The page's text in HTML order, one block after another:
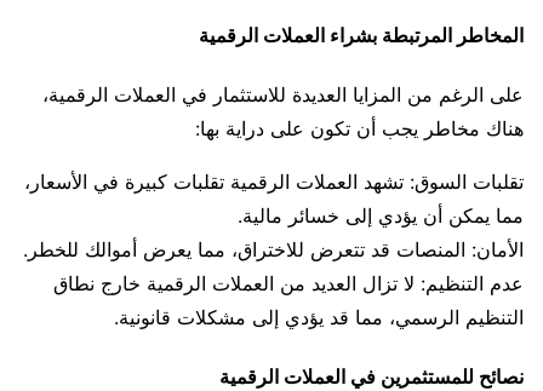
المخاطر المرتبطة بشراء العملات الرقمية
على الرغم من المزايا العديدة للاستثمار في العملات الرقمية،
هناك مخاطر يجب أن تكون على دراية بها:
تقلبات السوق: تشهد العملات الرقمية تقلبات كبيرة في الأسعار،
مما يمكن أن يؤدي إلى خسائر مالية.
الأمان: المنصات قد تتعرض للاختراق، مما يعرض أموالك للخطر.
عدم التنظيم: لا تزال العديد من العملات الرقمية خارج نطاق
التنظيم الرسمي، مما قد يؤدي إلى مشكلات قانونية.
نصائح للمستثمرين في العملات الرقمية